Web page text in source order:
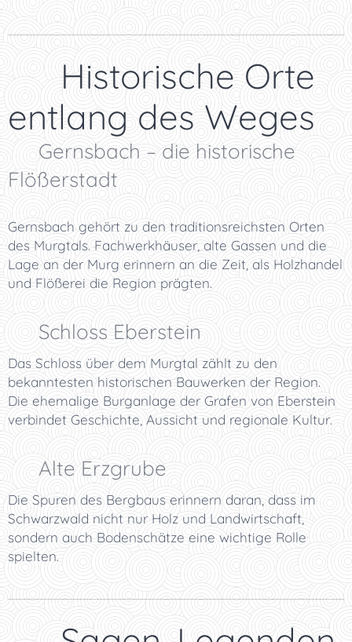
🏰 Historische Orte
entlang des Weges
🏘️ Gernsbach – die historische
Flößerstadt
Gernsbach gehört zu den traditionsreichsten Orten
des Murgtals. Fachwerkhäuser, alte Gassen und die
Lage an der Murg erinnern an die Zeit, als Holzhandel
und Flößerei die Region prägten.
🏰 Schloss Eberstein
Das Schloss über dem Murgtal zählt zu den
bekanntesten historischen Bauwerken der Region.
Die ehemalige Burganlage der Grafen von Eberstein
verbindet Geschichte, Aussicht und regionale Kultur.
⛏️ Alte Erzgrube
Die Spuren des Bergbaus erinnern daran, dass im
Schwarzwald nicht nur Holz und Landwirtschaft,
sondern auch Bodenschätze eine wichtige Rolle
spielten.